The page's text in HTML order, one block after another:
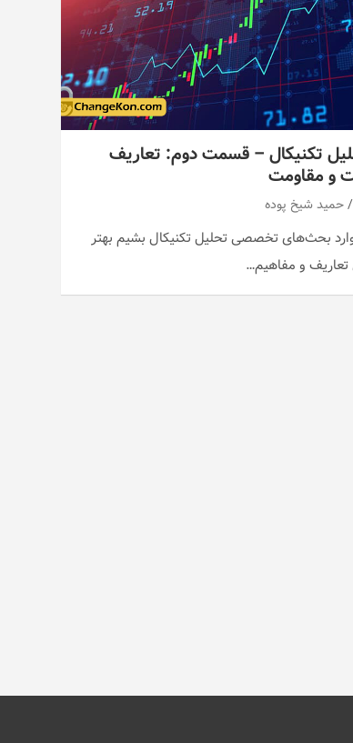
تکنیکال – قسمت دوم: تعاریف
و مقاومت
حمید شیخ پوده
وارد بحث‌های تخصصی تحلیل تکنیکال بشیم بهتر
و مفاهیم…